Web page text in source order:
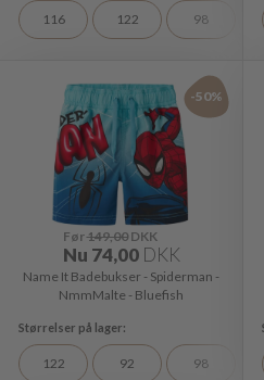
116 122 98
-50%
Før149,00DKK
Nu 74,00 DKK
Name It Badebukser - Spiderman -
NmmMalte - Bluefish
122 92 98